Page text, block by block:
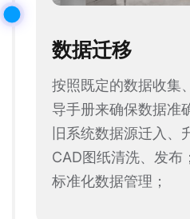
数据迁移
按照既定的数据收集
导手册来确保数据准
旧系统数据源迁入、
CAD图纸清洗、发布；
标准化数据管理；